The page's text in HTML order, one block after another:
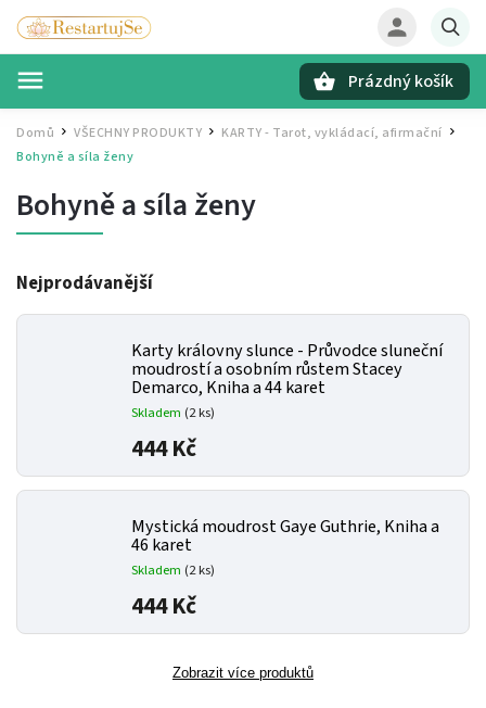
Prázdný košík
Domů / VŠECHNY PRODUKTY / KARTY - Tarot, vykládací, afirmační
Bohyně a síla ženy
Bohyně a síla ženy
Nejprodávanější
Karty královny slunce - Průvodce sluneční
moudrostí a osobním růstemStacey
Demarco, Kniha a 44 karet
Skladem (2 ks)
444 Kč
Mystická moudrostGaye Guthrie, Kniha a
46 karet
Skladem (2 ks)
444 Kč
Zobrazit více produktů